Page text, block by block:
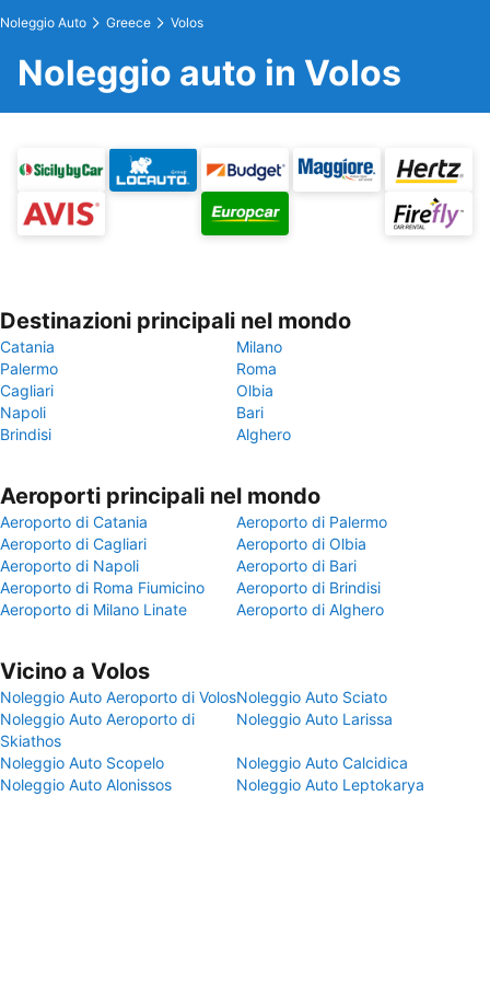
Noleggio Auto Greece Volos
Noleggio auto in Volos
Destinazioni principali nel mondo
Catania
Milano
Palermo
Roma
Cagliari
Olbia
Napoli
Bari
Brindisi
Alghero
Aeroporti principali nel mondo
Aeroporto di Catania
Aeroporto di Palermo
Aeroporto di Cagliari
Aeroporto di Olbia
Aeroporto di Napoli
Aeroporto di Bari
Aeroporto di Roma Fiumicino
Aeroporto di Brindisi
Aeroporto di Milano Linate
Aeroporto di Alghero
Vicino a Volos
Noleggio Auto Aeroporto di VolosNoleggio Auto Sciato
Noleggio Auto Aeroporto di
Skiathos
Noleggio Auto Larissa
Noleggio Auto Scopelo
Noleggio Auto Calcidica
Noleggio Auto Alonissos
Noleggio Auto Leptokarya